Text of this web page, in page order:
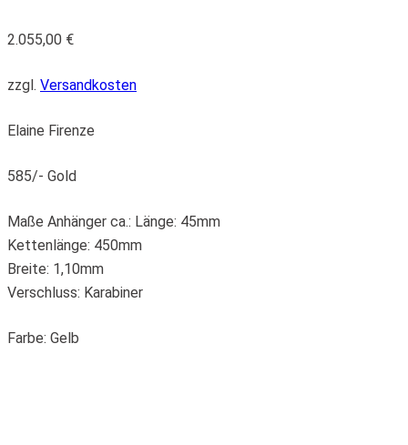
2.055,00 €
zzgl. Versandkosten
Elaine Firenze
585/- Gold
Maße Anhänger ca.: Länge: 45mm
Kettenlänge: 450mm
Breite: 1,10mm
Verschluss: Karabiner
Farbe: Gelb